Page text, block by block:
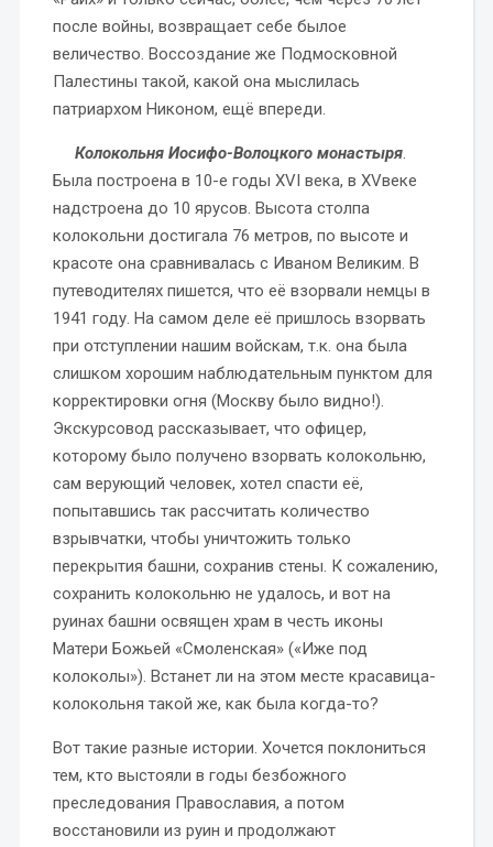
после войны, возвращает себе былое
величество. Воссоздание же Подмосковной
Палестины такой, какой она мыслилась
патриархом Никоном, ещё впереди.
Колокольня Иосифо-Волоцкого монастыря.
Была построена в 10-е годы XVI века, в XVвеке
надстроена до 10 ярусов. Высота столпа
колокольни достигала 76 метров, по высоте и
красоте она сравнивалась с Иваном Великим. В
путеводителях пишется, что её взорвали немцы в
1941 году. На самом деле её пришлось взорвать
при отступлении нашим войскам, т.к. она была
слишком хорошим наблюдательным пунктом для
корректировки огня (Москву было видно!).
Экскурсовод рассказывает, что офицер,
которому было получено взорвать колокольню,
сам верующий человек, хотел спасти её,
попытавшись так рассчитать количество
взрывчатки, чтобы уничтожить только
перекрытия башни, сохранив стены. К сожалению,
сохранить колокольню не удалось, и вот на
руинах башни освящен храм в честь иконы
Матери Божьей «Смоленская» («Иже под
колоколы»). Встанет ли на этом месте красавица-
колокольня такой же, как была когда-то?
Вот такие разные истории. Хочется поклониться
тем, кто выстояли в годы безбожного
преследования Православия, а потом
восстановили из руин и продолжают